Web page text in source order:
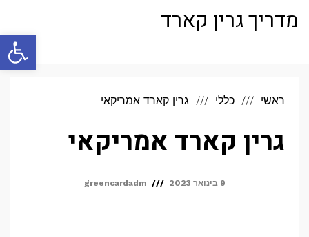
פתח
מדריך גרין קארד
ראשי כללי גרין קארד אמריקאי
גרין קארד אמריקאי
9 בינואר 2023 greencardadm